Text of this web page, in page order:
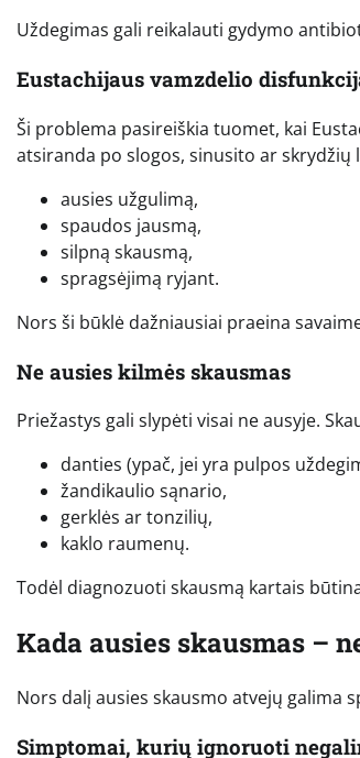
Uždegimas gali reikalauti gydymo
Eustachijaus vamzdelio
Ši problema pasireiškia tuomet, kai
atsiranda po slogos, sinusito ar skrydžių
ausies užgulimą,
spaudos jausmą,
silpną skausmą,
spragsėjimą ryjant.
Nors ši būklė dažniausiai praeina
Ne ausies kilmės skausmas
Priežastys gali slypėti visai ne ausyje.
danties (ypač, jei yra pulpos
žandikaulio sąnario,
gerklės ar tonzilių,
kaklo raumenų.
Todėl diagnozuoti skausmą kartais
Kada ausies skausmas –
Nors dalį ausies skausmo atvejų galima
Simptomai, kurių ignoruoti